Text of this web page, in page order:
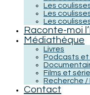
Les
Les
Les
Raconte-moi
Médiathèque
Livres
Podcasts et
Films et
Recherche
Contact